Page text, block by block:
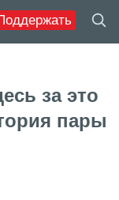
за это
пары